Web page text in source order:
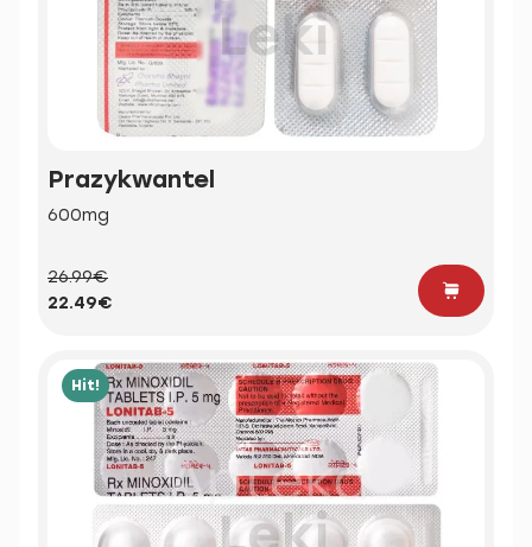
Prazykwantel
600mg
26.99€
22.49€
Hit!